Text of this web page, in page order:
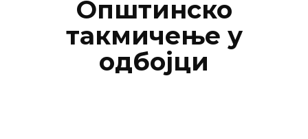
Општинско
такмичење у
одбојци